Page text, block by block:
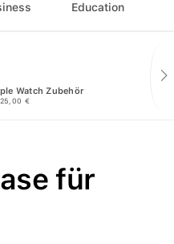
Education
Watch Zubehör
€
für